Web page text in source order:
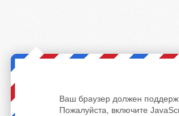
Ваш браузер должен
Пожалуйста, включите